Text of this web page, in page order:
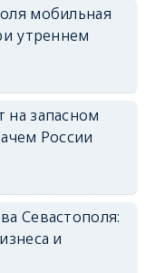
мобильная
утреннем
запасном
России
Севастополя:
и